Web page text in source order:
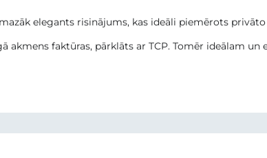
elegants risinājums, kas ideāli piemērots
akmens faktūras, pārklāts ar TCP. Tomēr ideālam